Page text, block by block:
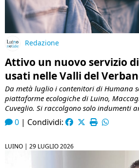
Redazione
Attivo un nuovo servizio
usati nelle Valli del
Da metà luglio i contenitori di Humana
piattaforme ecologiche di Luino,
Cuveglio. Si raccolgono solo indumenti
0 | Condividi:
LUINO | 29 LUGLIO 2026